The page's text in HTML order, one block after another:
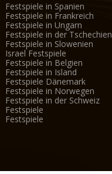
Festspiele in Spanien
Festspiele in Frankreich
Festspiele in Ungarn
Festspiele in der Tschechien
Festspiele in Slowenien
Israel Festspiele
Festspiele in Belgien
Festspiele in Island
Festspiele Dänemark
Festspiele in Norwegen
Festspiele in der Schweiz
Festspiele
Festspiele